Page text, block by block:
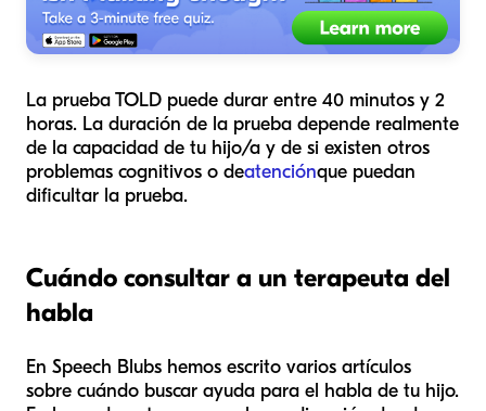
La prueba TOLD puede durar entre 40 minutos y 2
horas. La duración de la prueba depende realmente
de la capacidad de tu hijo/a y de si existen otros
problemas cognitivos o deatenciónque puedan
dificultar la prueba.
Cuándo consultar a un terapeuta del
habla
En Speech Blubs hemos escrito varios artículos
sobre cuándo buscar ayuda para el habla de tu hijo.